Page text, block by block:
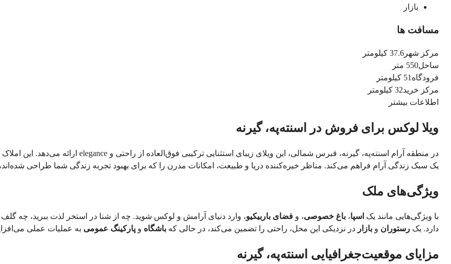
بازار
مسافت ها
مرکز شهر 37.6 کیلومتر
ساحل550 متر
فرودگاه 51 کیلومتر
مرکز خرید32 کیلومتر
اطلاعات بیشتر
ویلا لوکس برای فروش در اسنته‌په، گیرنه
یک سبک زندگی آرام فراهم می‌کند. مناظر خیره‌کننده دریا و طبیعت، امکانات مدرن را که برای بهبود تجربه زندگی شما طراحی شده‌اند، تکمیل می‌کنند.
ویژگی‌های ملک
با ویژگی‌هایی مانند یک اسپا، باغ خصوصی، و فضای باربیکیو
دارد. یک رستوران و بازار در نزدیکی این محل، راحتی را تضمین می‌کند، در حالی که باشگاه و پارکینگ عمومی به عملیات عملی می‌افزایند. این املاک همچنین
مزایای موقعیت‌جغرافیایی اسنته‌په، گیرنه